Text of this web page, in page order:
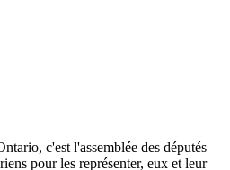
c'est l'assemblée des députés
pour les représenter, eux et leur